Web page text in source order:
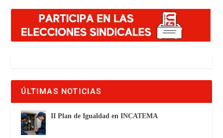
ÚLTIMAS NOTICIAS
II Plan de Igualdad en INCATEMA